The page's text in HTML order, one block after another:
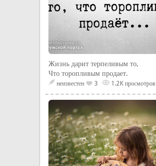
Жизнь дарит терпеливым то,
Что торопливым продает.
неизвестен 3 1.2K просмотров